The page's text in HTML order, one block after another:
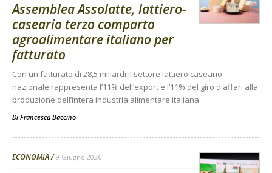
Assemblea Assolatte, lattiero-
caseario terzo comparto
agroalimentare italiano per
fatturato
Con un fatturato di 28,5 miliardi il settore lattiero caseario
nazionale rappresenta l’11% dell’export e l’11% del giro d'affari alla
produzione dell’intera industria alimentare italiana
Di Francesca Baccino
ECONOMIA 9 Giugno 2026